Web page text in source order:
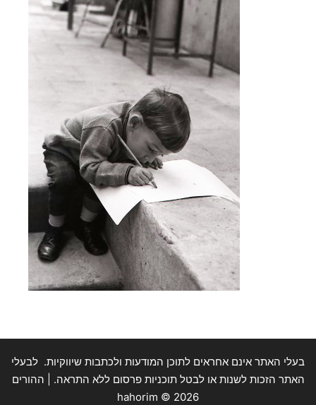
בעלי האתר אינם אחראים לתוכן המודעות ולכתבות שיווקיות. לבעלי
האתר הזכות לשנות או לבטל תוכניות פרסום ללא התראה. | ההורים
hahorim © 2026